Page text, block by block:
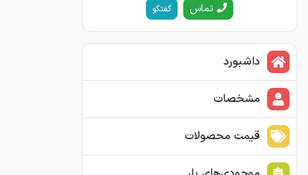
تماس گفتگو
داشبورد
مشخصات
قیمت محصولات